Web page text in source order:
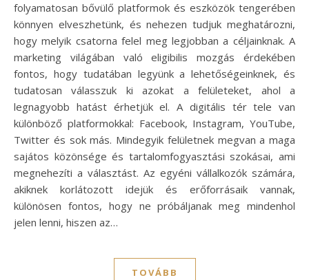
folyamatosan bővülő platformok és eszközök tengerében
könnyen elveszhetünk, és nehezen tudjuk meghatározni,
hogy melyik csatorna felel meg legjobban a céljainknak. A
marketing világában való eligibilis mozgás érdekében
fontos, hogy tudatában legyünk a lehetőségeinknek, és
tudatosan válasszuk ki azokat a felületeket, ahol a
legnagyobb hatást érhetjük el. A digitális tér tele van
különböző platformokkal: Facebook, Instagram, YouTube,
Twitter és sok más. Mindegyik felületnek megvan a maga
sajátos közönsége és tartalomfogyasztási szokásai, ami
megnehezíti a választást. Az egyéni vállalkozók számára,
akiknek korlátozott idejük és erőforrásaik vannak,
különösen fontos, hogy ne próbáljanak meg mindenhol
jelen lenni, hiszen az…
TOVÁBB